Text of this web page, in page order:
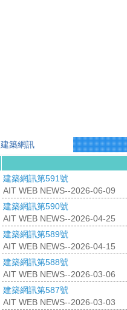
建築網訊
建築網訊第591號
AIT WEB NEWS--2026-06-09
建築網訊第590號
AIT WEB NEWS--2026-04-25
建築網訊第589號
AIT WEB NEWS--2026-04-15
建築網訊第588號
AIT WEB NEWS--2026-03-06
建築網訊第587號
AIT WEB NEWS--2026-03-03